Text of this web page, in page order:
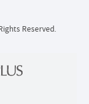
Reserved.